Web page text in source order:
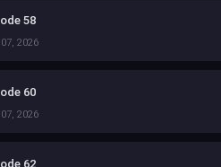
58
2026
60
2026
62